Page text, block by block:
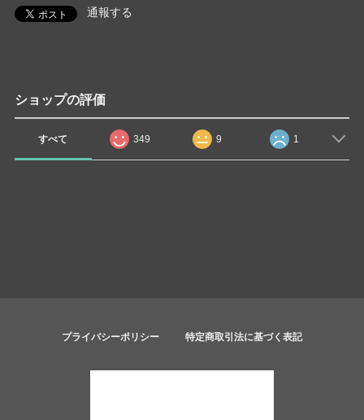
通報する
ショップの評価
すべて 349 9 1
プライバシーポリシー 特定商取引法に基づく表記